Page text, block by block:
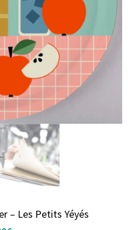
– Les Petits Yéyés